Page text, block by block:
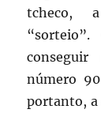
tcheco,
número
portanto, a